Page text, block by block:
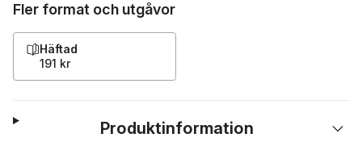
Fler format och utgåvor
Häftad
191 kr
Produktinformation